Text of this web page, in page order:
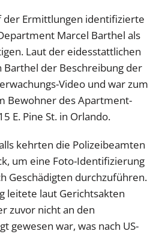
der Ermittlungen identifizierte
Marcel Barthel als
Laut der eidesstattlichen
Barthel der Beschreibung der
Video und war zum
Bewohner des Apartment-
E. Pine St. in Orlando.
kehrten die Polizeibeamten
um eine Foto-Identifizierung
Geschädigten durchzuführen.
leitete laut Gerichtsakten
zuvor nicht an den
gewesen war, was nach US-